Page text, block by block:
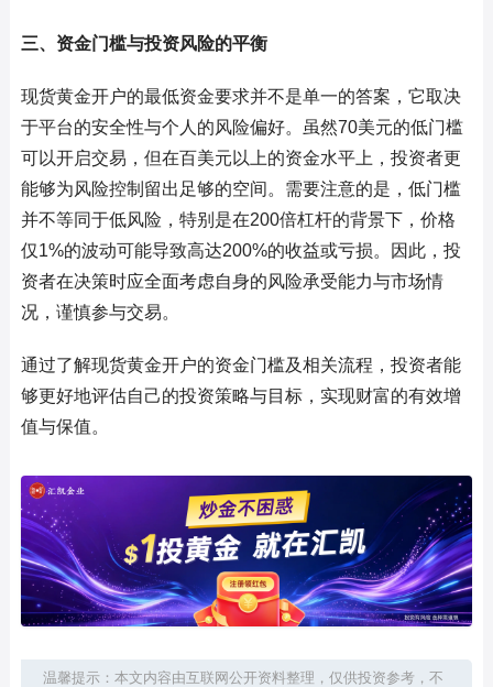
三、资金门槛与投资风险的平衡
现货黄金开户的最低资金要求并不是单一的答案，它取决
于平台的安全性与个人的风险偏好。虽然70美元的低门槛
可以开启交易，但在百美元以上的资金水平上，投资者更
能够为风险控制留出足够的空间。需要注意的是，低门槛
并不等同于低风险，特别是在200倍杠杆的背景下，价格
仅1%的波动可能导致高达200%的收益或亏损。因此，投
资者在决策时应全面考虑自身的风险承受能力与市场情
况，谨慎参与交易。
通过了解现货黄金开户的资金门槛及相关流程，投资者能
够更好地评估自己的投资策略与目标，实现财富的有效增
值与保值。
温馨提示：本文内容由互联网公开资料整理，仅供投资参考，不